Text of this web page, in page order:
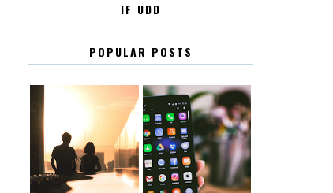
IF UDD
POPULAR POSTS
KONTAKT KONTAKTLISTA